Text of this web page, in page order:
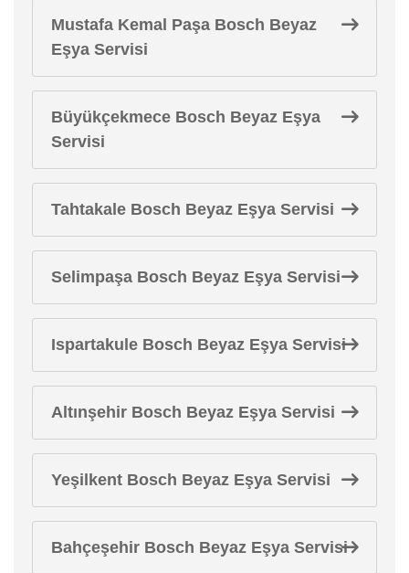
Mustafa Kemal Paşa Bosch Beyaz
Eşya Servisi
Büyükçekmece Bosch Beyaz Eşya
Servisi
Tahtakale Bosch Beyaz Eşya Servisi
Selimpaşa Bosch Beyaz Eşya Servisi
Ispartakule Bosch Beyaz Eşya Servisi
Altınşehir Bosch Beyaz Eşya Servisi
Yeşilkent Bosch Beyaz Eşya Servisi
Bahçeşehir Bosch Beyaz Eşya Servisi